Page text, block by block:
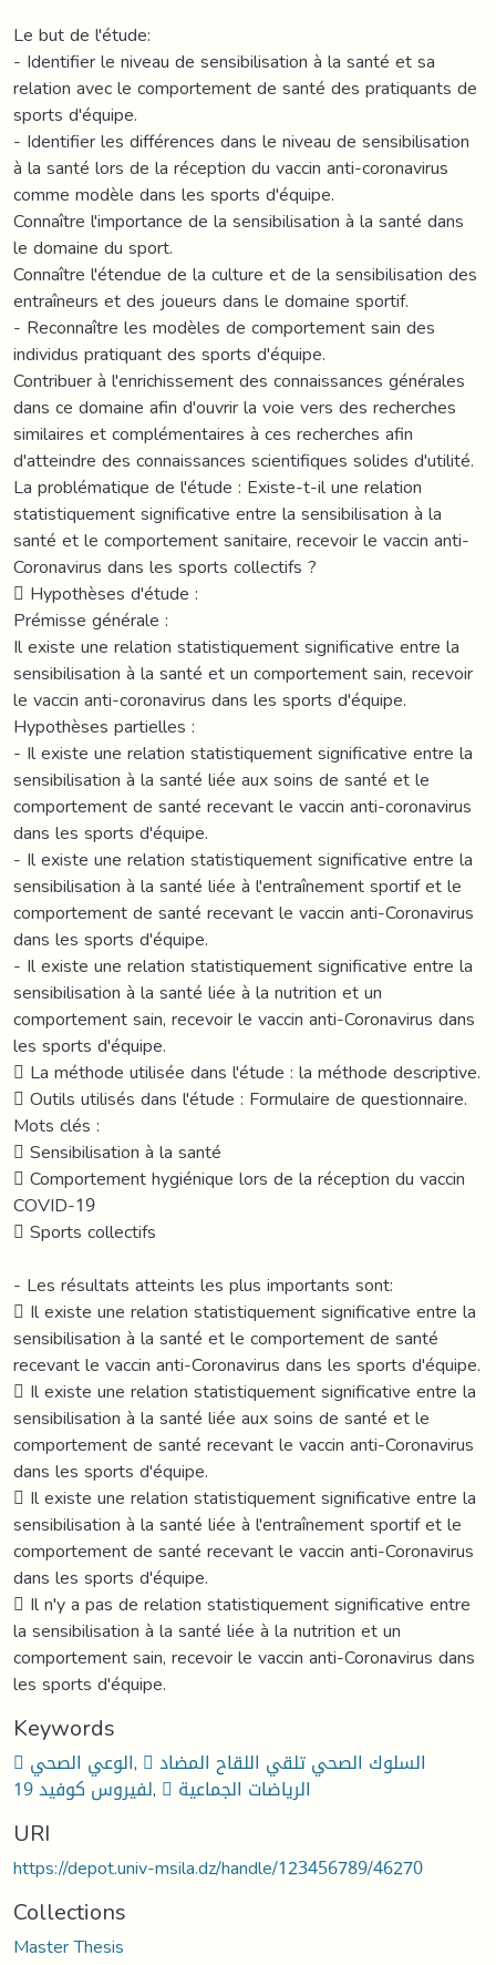
Le but de l'étude:
- Identifier le niveau de sensibilisation à la santé et sa
relation avec le comportement de santé des pratiquants de
sports d'équipe.
- Identifier les différences dans le niveau de sensibilisation
à la santé lors de la réception du vaccin anti-coronavirus
comme modèle dans les sports d'équipe.
Connaître l'importance de la sensibilisation à la santé dans
le domaine du sport.
Connaître l'étendue de la culture et de la sensibilisation des
entraîneurs et des joueurs dans le domaine sportif.
- Reconnaître les modèles de comportement sain des
individus pratiquant des sports d'équipe.
Contribuer à l'enrichissement des connaissances générales
dans ce domaine afin d'ouvrir la voie vers des recherches
similaires et complémentaires à ces recherches afin
d'atteindre des connaissances scientifiques solides d'utilité.
La problématique de l'étude : Existe-t-il une relation
statistiquement significative entre la sensibilisation à la
santé et le comportement sanitaire, recevoir le vaccin anti-
Coronavirus dans les sports collectifs ?
 Hypothèses d'étude :
Prémisse générale :
Il existe une relation statistiquement significative entre la
sensibilisation à la santé et un comportement sain, recevoir
le vaccin anti-coronavirus dans les sports d'équipe.
Hypothèses partielles :
- Il existe une relation statistiquement significative entre la
sensibilisation à la santé liée aux soins de santé et le
comportement de santé recevant le vaccin anti-coronavirus
dans les sports d'équipe.
- Il existe une relation statistiquement significative entre la
sensibilisation à la santé liée à l'entraînement sportif et le
comportement de santé recevant le vaccin anti-Coronavirus
dans les sports d'équipe.
- Il existe une relation statistiquement significative entre la
sensibilisation à la santé liée à la nutrition et un
comportement sain, recevoir le vaccin anti-Coronavirus dans
les sports d'équipe.
 La méthode utilisée dans l'étude : la méthode descriptive.
 Outils utilisés dans l'étude : Formulaire de questionnaire.
Mots clés :
 Sensibilisation à la santé
 Comportement hygiénique lors de la réception du vaccin
COVID-19
 Sports collectifs
- Les résultats atteints les plus importants sont:
 Il existe une relation statistiquement significative entre la
sensibilisation à la santé et le comportement de santé
recevant le vaccin anti-Coronavirus dans les sports d'équipe.
 Il existe une relation statistiquement significative entre la
sensibilisation à la santé liée aux soins de santé et le
comportement de santé recevant le vaccin anti-Coronavirus
dans les sports d'équipe.
 Il existe une relation statistiquement significative entre la
sensibilisation à la santé liée à l'entraînement sportif et le
comportement de santé recevant le vaccin anti-Coronavirus
dans les sports d'équipe.
 Il n'y a pas de relation statistiquement significative entre
la sensibilisation à la santé liée à la nutrition et un
comportement sain, recevoir le vaccin anti-Coronavirus dans
les sports d'équipe.
Keywords
 الوعي الصحي,  السلوك الصحي تلقي اللقاح المضاد
لفيروس كوفيد 19,  الرياضات الجماعية
URI
https://depot.univ-msila.dz/handle/123456789/46270
Collections
Master Thesis